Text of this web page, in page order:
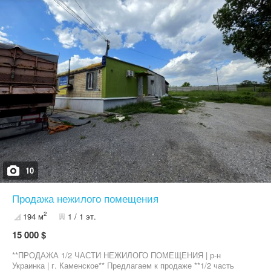
переміщення важких об'єктів. На території розміщено
трансформаторну підстанцію з потужністю 630 кВт. Підведено
газову трубу високого тиску. Передбачено офісні приміщення
загальною площею понад 400 м². Неподалік розташована
залізнична колія, яка забезпечує зручне транспортування
вантажів. Об'єкт має вигідне розташування та всі необхідні
інженерні комунікації для повноцінної роботи виробничого або
логістичного підприємства. Для отримання додаткової
інформації або організації перегляду просимо звертатися за
контактним телефоном.
10
Продажа нежилого помещения
194 м2 1 / 1 эт.
15 000 $
**ПРОДАЖА 1/2 ЧАСТИ НЕЖИЛОГО ПОМЕЩЕНИЯ | р-н
Украинка | г. Каменское** Предлагаем к продаже **1/2 часть